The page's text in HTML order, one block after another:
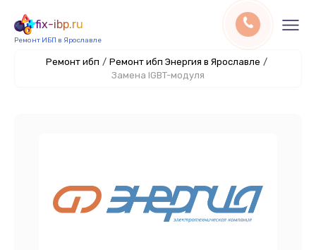
fix-ibp.ru
Ремонт ИБП в Ярославле
Ремонт ибп / Ремонт ибп Энергия в Ярославле /
Замена IGBT-модуля